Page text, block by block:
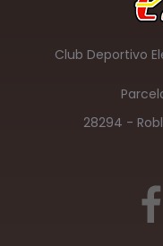
Club Deportivo
28294 -